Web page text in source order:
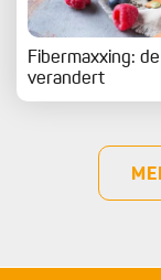
Fibermaxxing:
verandert